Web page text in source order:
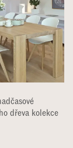
dřeva kolekce